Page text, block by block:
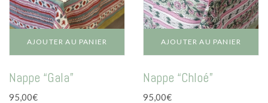
AJOUTER AU PANIER
Nappe “Gala”
95,00€
AJOUTER AU PANIER
Nappe “Chloé”
95,00€